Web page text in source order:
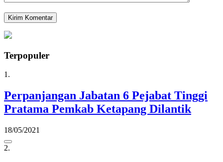
Terpopuler
1.
Perpanjangan Jabatan 6 Pejabat Tinggi
Pratama Pemkab Ketapang Dilantik
18/05/2021
2.